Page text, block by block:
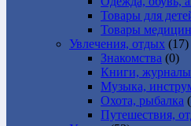
Товары для
Товары
Увлечения, отдых (17)
Знакомства (0)
Книги, журналы
Музыка,
Охота, рыбалка
Путешествия,